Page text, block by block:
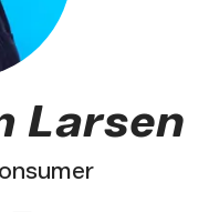
Larsen